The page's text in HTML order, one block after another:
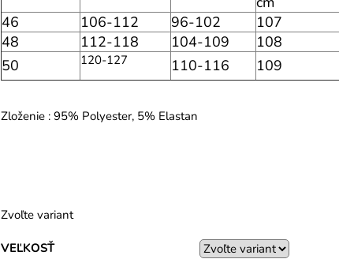
46
106-112 96-102
107
48
112-118 104-109
108
50
120-127 110-116 109
Zloženie : 95% Polyester, 5% Elastan
VEĽKOSŤ
Zvoľte variant